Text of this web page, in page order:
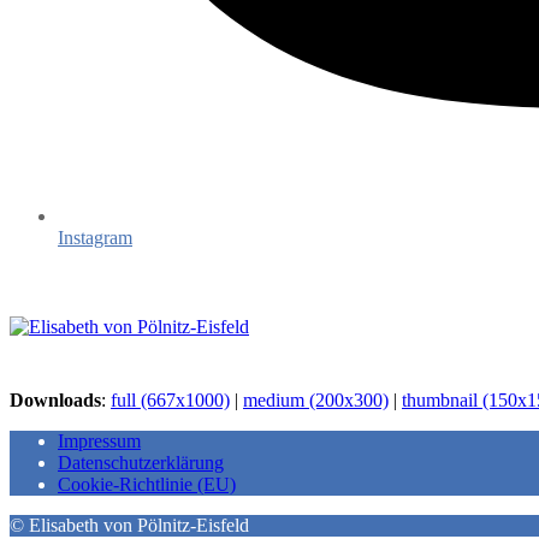
Instagram
Downloads: full (667x1000) | medium (200x300) | thumbnail
Impressum
Datenschutzerklärung
Cookie-Richtlinie (EU)
© Elisabeth von Pölnitz-Eisfeld